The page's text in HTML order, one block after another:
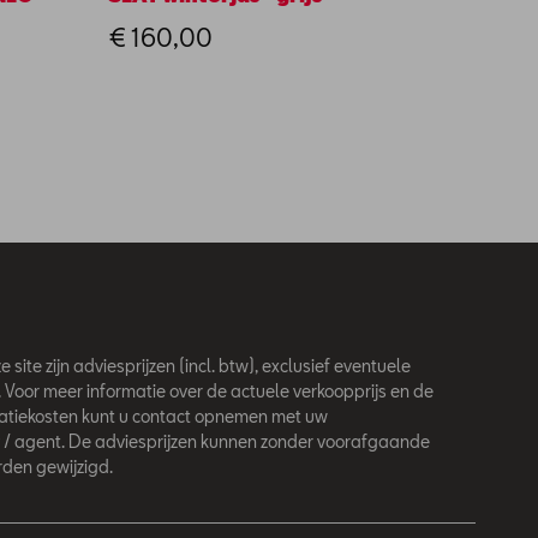
€ 160,00
site zijn adviesprijzen (incl. btw), exclusief eventuele
meer informatie over de actuele verkoopprijs en de
kunt u contact opnemen met uw
agent. De adviesprijzen kunnen zonder voorafgaande
gewijzigd.